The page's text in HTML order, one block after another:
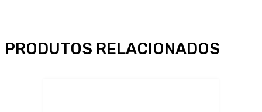
PRODUTOS RELACIONADOS